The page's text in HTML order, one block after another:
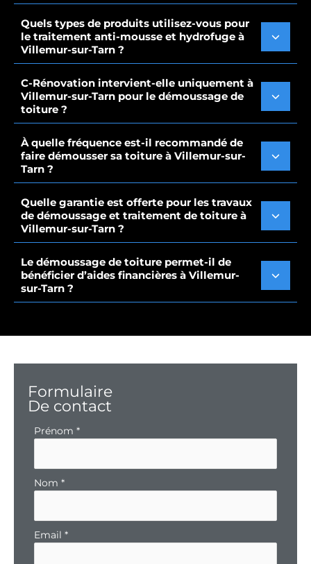
Quels types de produits utilisez-vous pour
le traitement anti-mousse et hydrofuge à
Villemur-sur-Tarn ?
C-Rénovation intervient-elle uniquement à
Villemur-sur-Tarn pour le démoussage de
toiture ?
À quelle fréquence est-il recommandé de
faire démousser sa toiture à Villemur-sur-
Tarn ?
Quelle garantie est offerte pour les travaux
de démoussage et traitement de toiture à
Villemur-sur-Tarn ?
Le démoussage de toiture permet-il de
bénéficier d’aides financières à Villemur-
sur-Tarn ?
Formulaire
De contact
Formulaire
Prénom *
Nom *
Email *